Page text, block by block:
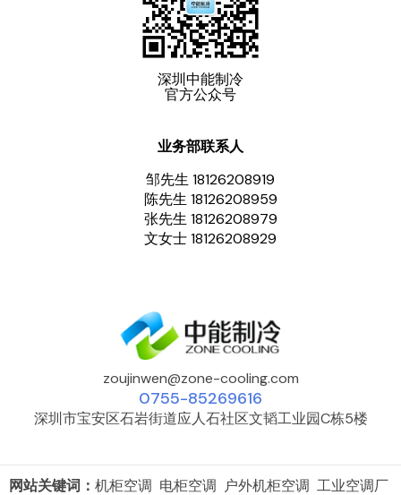
深圳中能制冷
官方公众号
业务部联系人
邹先生 18126208919
陈先生 18126208959
张先生 18126208979
文女士 18126208929
zoujinwen@zone-cooling.com
0755-85269616
深圳市宝安区石岩街道应人石社区文韬工业园C栋5楼
网站关键词： 机柜空调 电柜空调 户外机柜空调 工业空调厂